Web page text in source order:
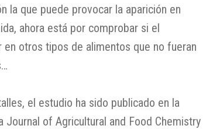
la que puede provocar la aparición en
ahora está por comprobar si el
otros tipos de alimentos que no fueran
el estudio ha sido publicado en la
of Agricultural and Food Chemistry